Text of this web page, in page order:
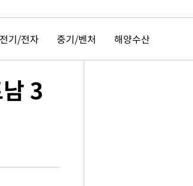
전기/전자 중기/벤처 해양수산
3